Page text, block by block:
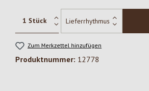
Zum Merkzettel hinzufügen
Produktnummer: 12778